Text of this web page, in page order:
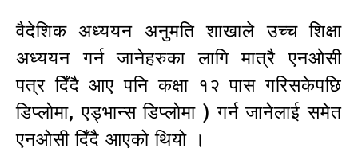
वैदेशिक अध्ययन अनुमति शाखाले उच्च शिक्षा
अध्ययन गर्न जानेहरुका लागि मात्रै एनओसी
पत्र दिँदै आए पनि कक्षा १२ पास गरिसकेपछि
डिप्लोमा, एड्भान्स डिप्लोमा ) गर्न जानेलाई समेत
एनओसी दिँदै आएको थियो ।